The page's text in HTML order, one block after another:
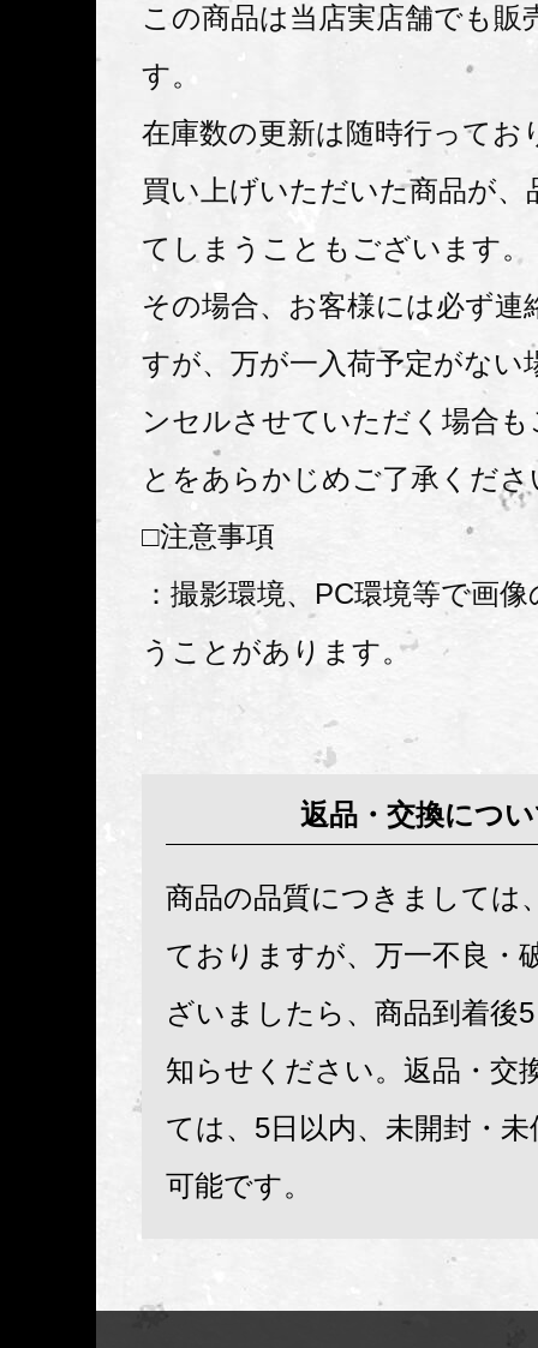
この商品は当店実店舗でも販
す。
在庫数の更新は随時行ってお
買い上げいただいた商品が、
てしまうこともございます。
その場合、お客様には必ず連
すが、万が一入荷予定がない
ンセルさせていただく場合
とをあらかじめご了承くださ
□注意事項
：撮影環境、PC環境等で画
うことがあります。
返品・交換につ
商品の品質につきましては
ておりますが、万一不良・
ざいましたら、商品到着後
知らせください。返品・交
ては、5日以内、未開封・
可能です。